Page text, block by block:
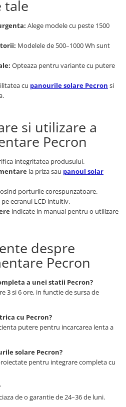
tale
Alege modele cu peste 1500
Modelele de 500–1000 Wh sunt
Opteaza pentru variante cu putere
cu panourile solare Pecron si
si utilizare a
Pecron
integritatea produsului.
la priza sau panoul solar
porturile corespunzatoare.
pe ecranul LCD intuitiv.
indicate in manual pentru o utilizare
despre
Pecron
a unei statii Pecron?
3 si 6 ore, in functie de sursa de
cu Pecron?
putere pentru incarcarea lenta a
solare Pecron?
pentru integrare completa cu
de o garantie de 24–36 de luni.